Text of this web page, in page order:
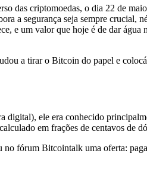
das criptomoedas, o dia 22 de
a segurança seja sempre crucial,
e um valor que hoje é de dar água
a tirar o Bitcoin do papel e
digital), ele era conhecido
em frações de centavos de
no fórum Bitcointalk uma oferta: